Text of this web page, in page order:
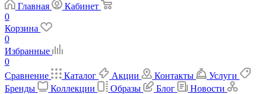
Главная
Кабинет
0
Корзина
0
Избранные
0
Сравнение
Каталог Акции Контакты
Услуги
Бренды
Коллекции Образы Блог
Новости